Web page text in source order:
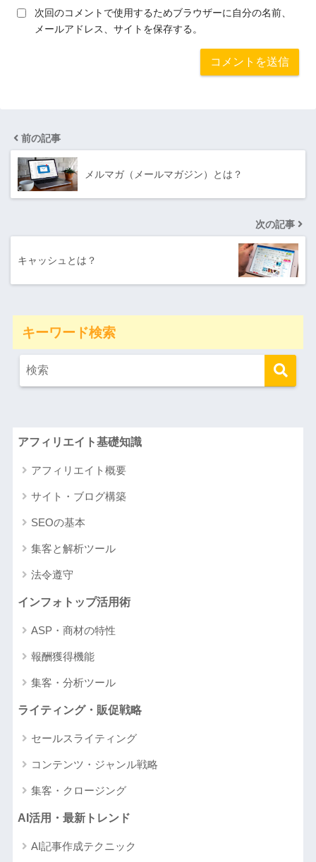
次回のコメントで使用するためブラウザーに自分の名前、
メールアドレス、サイトを保存する。
前の記事
メルマガ（メールマガジン）とは？
次の記事
キャッシュとは？
キーワード検索
アフィリエイト基礎知識
アフィリエイト概要
サイト・ブログ構築
SEOの基本
集客と解析ツール
法令遵守
インフォトップ活用術
ASP・商材の特性
報酬獲得機能
集客・分析ツール
ライティング・販促戦略
セールスライティング
コンテンツ・ジャンル戦略
集客・クロージング
AI活用・最新トレンド
AI記事作成テクニック